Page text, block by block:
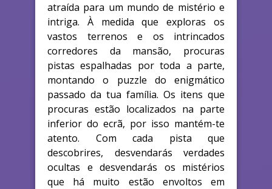
atraída para um mundo de mistério e
intriga. À medida que exploras os
vastos terrenos e os intrincados
corredores da mansão, procuras
pistas espalhadas por toda a parte,
montando o puzzle do enigmático
passado da tua família. Os itens que
procuras estão localizados na parte
inferior do ecrã, por isso mantém-te
atento. Com cada pista que
descobrires, desvendarás verdades
ocultas e desvendarás os mistérios
que há muito estão envoltos em